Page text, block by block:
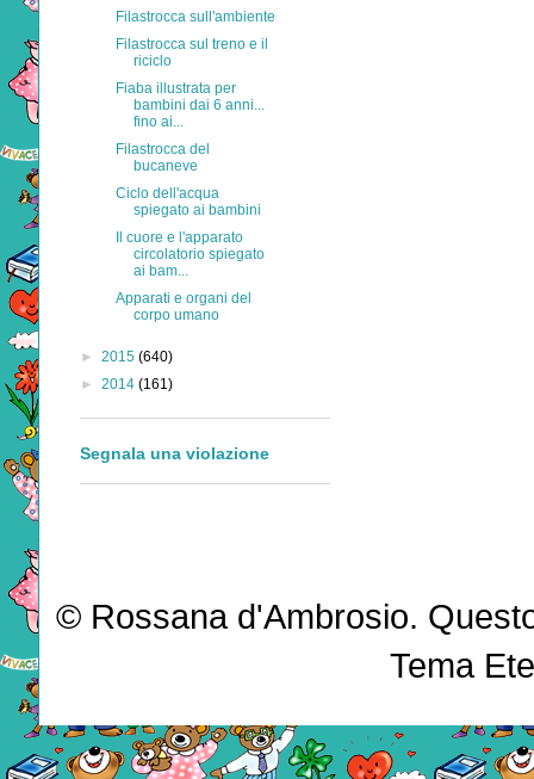
Filastrocca sull'ambiente
Filastrocca sul treno e il
riciclo
Fiaba illustrata per
bambini dai 6 anni...
fino ai...
Filastrocca del
bucaneve
Ciclo dell'acqua
spiegato ai bambini
Il cuore e l'apparato
circolatorio spiegato
ai bam...
Apparati e organi del
corpo umano
► 2015 (640)
► 2014 (161)
Segnala una violazione
© Rossana d'Ambrosio.
Tema